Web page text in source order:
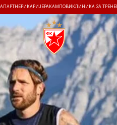
ПАРТНЕРИ КАРИЈЕРА КАМПОВИ КЛИНИКА ЗА